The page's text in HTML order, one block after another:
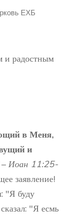
ЕХБ
и радостным
в Меня,
и
– Иоан 11:25-
заявление!
"Я буду
"Я есмь